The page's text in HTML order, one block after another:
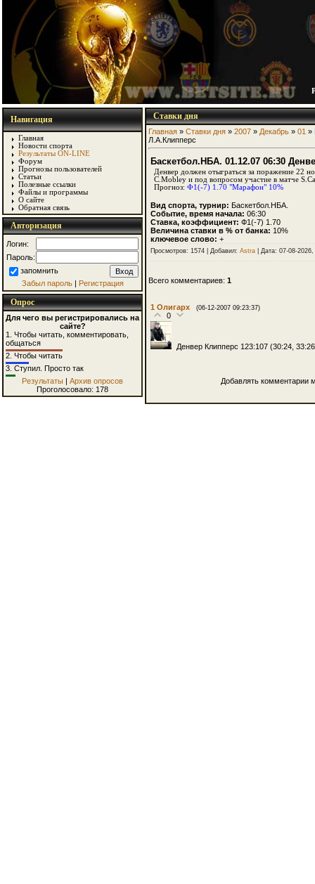
Навигация
Главная
Новости спорта
Результаты ON-LINE
Форум
Прогнозы пользователей
Статьи
Полезные ссылки
Файлы и программы
О сайте
Обратная связь
Авторизация
Логин:
Пароль:
запомнить
Забыл пароль| Регистрация
Опрос
Для чего вы регистрировались на
сайте?
1. Чтобы читать, комментировать,
общаться
2. Чтобы читать
3. Ступил. Просто так
Результаты | Архив опросов
Проголосовало: 178
Ставки дня
Главная» Ставки дня» 2007 » Декабрь » 01 »
Л.А.Клипперс
Баскетбол.НБА. 01.12.07 06:30
Денвер должен отыграться за поражение 22
C.Mobley и под вопросом участие в матче
Прогноз: Ф1(-7) 1.70 "Марафон" 10%
Вид спорта, турнир: Баскетбол.НБА.
Событие, время начала: 06:30
Ставка, коэффициент: Ф1(-7) 1.70
Величина ставки в % от банка: 10%
ключевое слово: +
Просмотров: 1574 | Добавил: Astra| Дата: 07-08-
Всего комментариев: 1
1 Олигарх (06-12-2007 09:23:37)
0
Денвер Клипперс 123:107 (30:24,
Добавлять комментарии